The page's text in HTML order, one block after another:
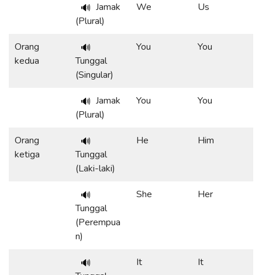
🔊 Jamak
(Plural)
We Us
Orang
kedua
🔊
Tunggal
(Singular)
You You
🔊 Jamak
(Plural)
You You
Orang
ketiga
🔊
Tunggal
(Laki-laki)
He Him
🔊
Tunggal
(Perempua
n)
She Her
🔊
It It